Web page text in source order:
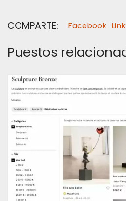
COMPARTE: Facebook
Puestos